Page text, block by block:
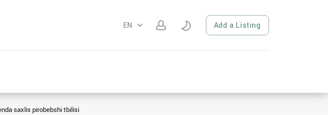
EN Add a Listing
saxlis pirobebshi tbilisi